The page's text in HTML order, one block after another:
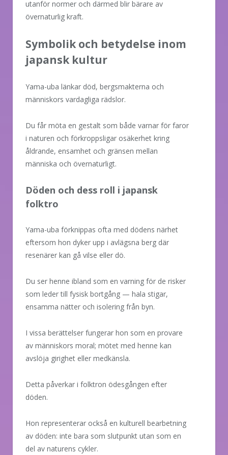
utanför normer och därmed blir bärare av
övernaturlig kraft.
Symbolik och betydelse inom
japansk kultur
Yama-uba länkar död, bergsmakterna och
människors vardagliga rädslor.
Du får möta en gestalt som både varnar för faror
i naturen och förkroppsligar osäkerhet kring
åldrande, ensamhet och gränsen mellan
människa och övernaturligt.
Döden och dess roll i japansk
folktro
Yama-uba förknippas ofta med dödens närhet
eftersom hon dyker upp i avlägsna berg där
resenärer kan gå vilse eller dö.
Du ser henne ibland som en varning för de risker
som leder till fysisk bortgång — hala stigar,
ensamma nätter och isolering från byn.
I vissa berättelser fungerar hon som en provare
av människors moral; mötet med henne kan
avslöja girighet eller medkänsla.
Detta påverkar i folktron ödesgången efter
döden.
Hon representerar också en kulturell bearbetning
av döden: inte bara som slutpunkt utan som en
del av naturens cykler.